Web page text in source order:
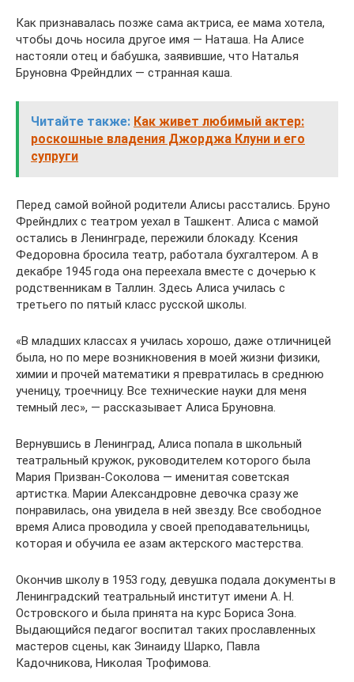
Как признавалась позже сама актриса, ее мама хотела,
чтобы дочь носила другое имя — Наташа. На Алисе
настояли отец и бабушка, заявившие, что Наталья
Бруновна Фрейндлих — странная каша.
Читайте также: Как живет любимый актер:
роскошные владения Джорджа Клуни и его
супруги
Перед самой войной родители Алисы расстались. Бруно
Фрейндлих с театром уехал в Ташкент. Алиса с мамой
остались в Ленинграде, пережили блокаду. Ксения
Федоровна бросила театр, работала бухгалтером. А в
декабре 1945 года она переехала вместе с дочерью к
родственникам в Таллин. Здесь Алиса училась c
третьего по пятый класс русской школы.
«В младших классах я училась хорошо, даже отличницей
была, но по мере возникновения в моей жизни физики,
химии и прочей математики я превратилась в среднюю
ученицу, троечницу. Все технические науки для меня
темный лес», — рассказывает Алиса Бруновна.
Вернувшись в Ленинград, Алиса попала в школьный
театральный кружок, руководителем которого была
Мария Призван-Соколова — именитая советская
артистка. Марии Александровне девочка сразу же
понравилась, она увидела в ней звезду. Все свободное
время Алиса проводила у своей преподавательницы,
которая и обучила ее азам актерского мастерства.
Окончив школу в 1953 году, девушка подала документы в
Ленинградский театральный институт имени А. Н.
Островского и была принята на курс Бориса Зона.
Выдающийся педагог воспитал таких прославленных
мастеров сцены, как Зинаиду Шарко, Павла
Кадочникова, Николая Трофимова.